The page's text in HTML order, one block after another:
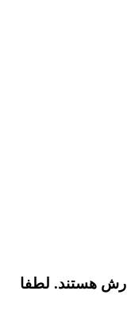
هستند. لطفا